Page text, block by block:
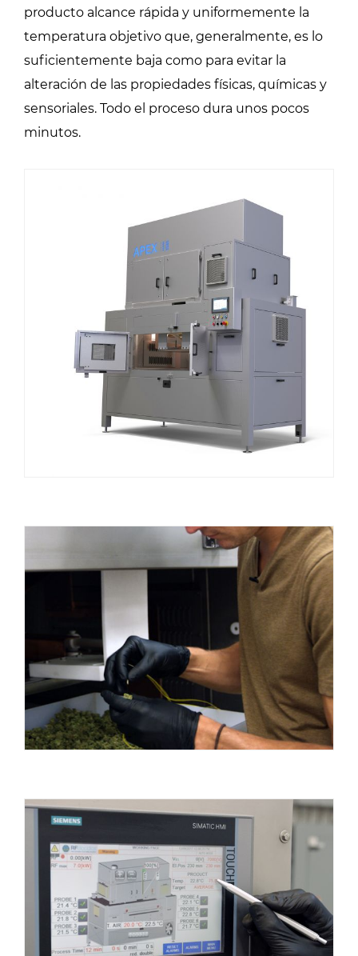
producto alcance rápida y uniformemente la
temperatura objetivo que, generalmente, es lo
suficientemente baja como para evitar la
alteración de las propiedades físicas, químicas y
sensoriales. Todo el proceso dura unos pocos
minutos.